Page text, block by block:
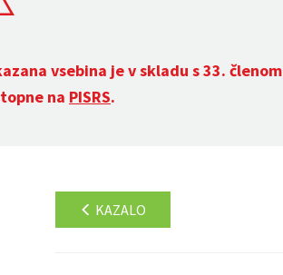
vsebina je v skladu s 33. členom
na PISRS.
KAZALO